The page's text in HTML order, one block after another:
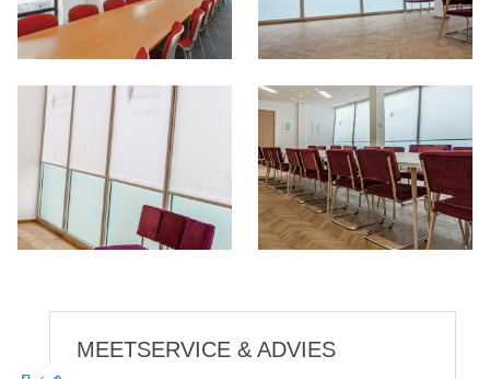
MEETSERVICE & ADVIES